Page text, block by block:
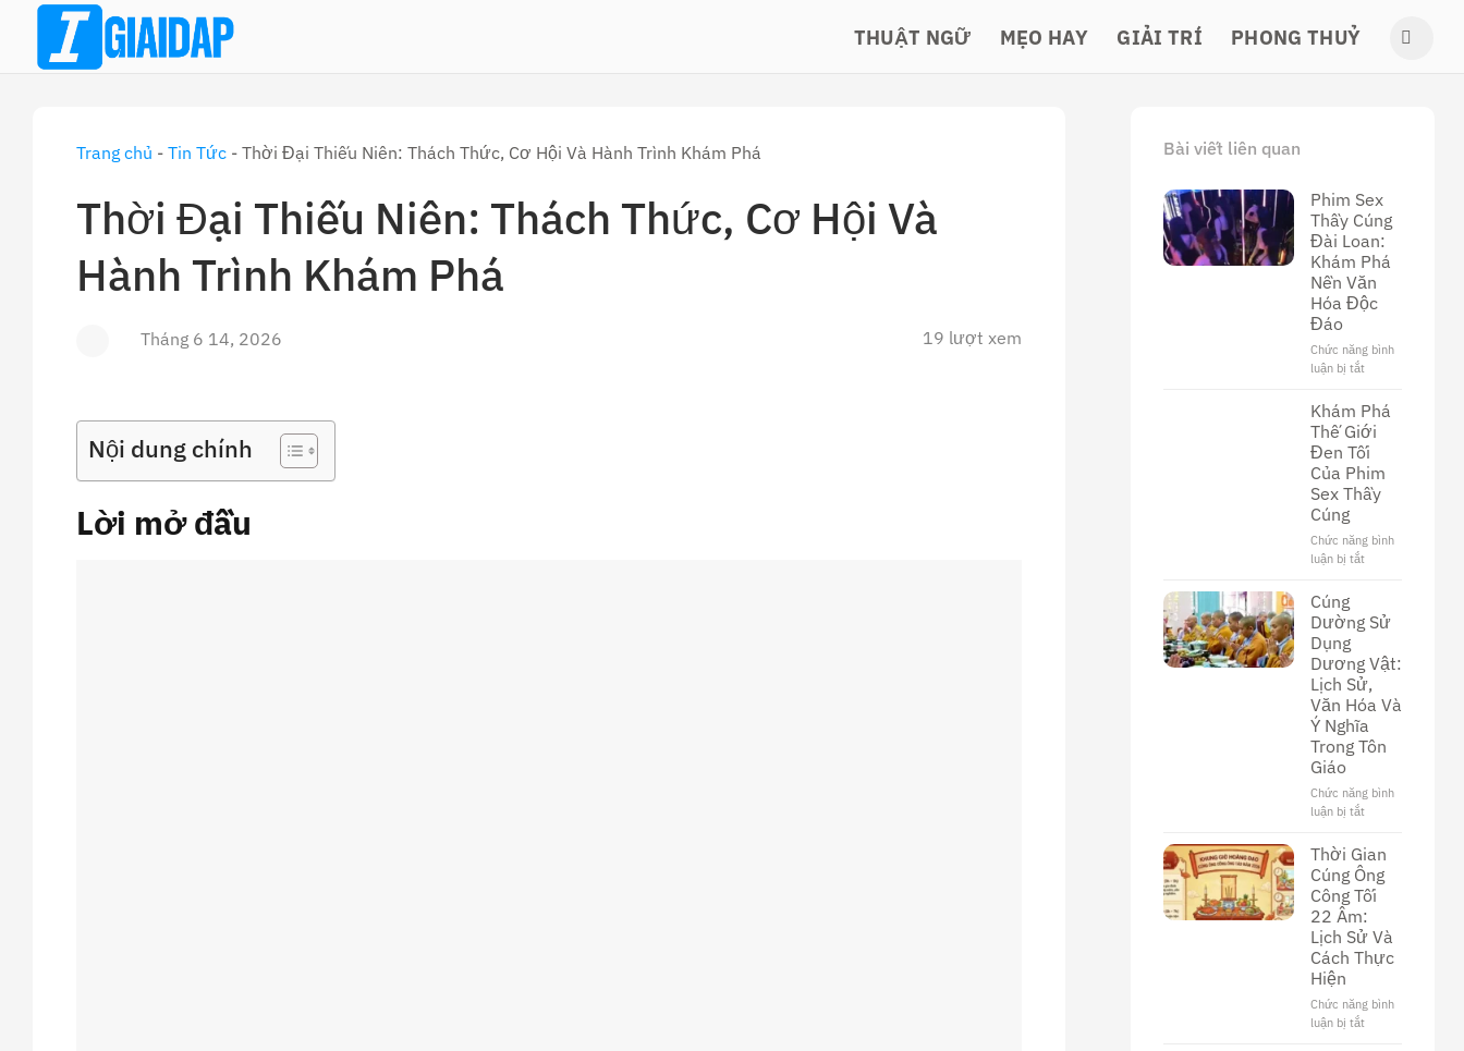
content
THUẬT NGỮ MẸO HAY GIẢI TRÍ PHONG THUỶ
Trang chủ - Tin Tức - Thời Đại Thiếu Niên: Thách Thức, Cơ Hội Và Hành Trình Khám Phá
Thời Đại Thiếu Niên: Thách Thức, Cơ Hội Và
Hành Trình Khám Phá
Tháng 6 14, 2026 19 lượt xem
Nội dung chính
Lời mở đầu
Bài viết liên quan
Phim Sex
Thầy Cúng
Đài Loan:
Khám Phá
Nền Văn
Hóa Độc
Đáo
Chức năng bình
luận bị tắt
Sex
Thầy
Cúng
Đài
Loan:
Khám
Nền
Khám Phá
Thế Giới
Đen Tối
Của Phim
Sex Thầy
Cúng
Chức năng bình
luận bị tắt
Thế
Giới
Tối
Của
Phim
Sex
Thầy
Cúng
Dường Sử
Dụng
Dương Vật:
Lịch Sử,
Văn Hóa Và
Ý Nghĩa
Trong Tôn
Giáo
Chức năng bình
luận bị tắt
Dường
Dụng
Dương
Vật:
Lịch
Sử,
Hóa
Và
Thời Gian
Cúng Ông
Công Tối
22 Âm:
Lịch Sử Và
Cách Thực
Hiện
Chức năng bình
luận bị tắt